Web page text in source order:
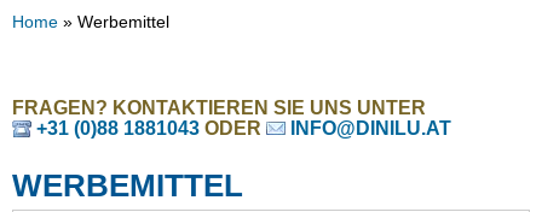
Home » Werbemittel
FRAGEN? KONTAKTIEREN SIE UNS UNTER
+31 (0)88 1881043 ODER INFO@DINILU.AT
WERBEMITTEL